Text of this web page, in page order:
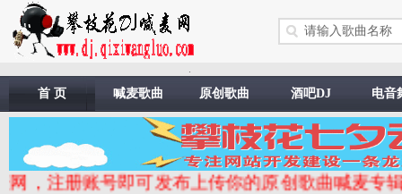
.
首 页 喊麦歌曲 原创歌曲 酒吧DJ 电音
，注册账号即可发布上传你的原创歌曲喊麦专辑